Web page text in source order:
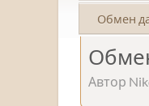
Обмен
Автор